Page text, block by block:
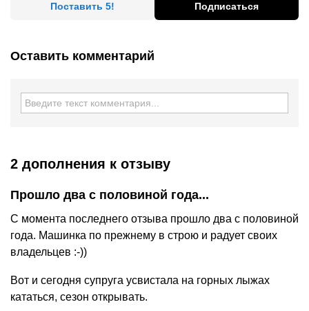
Поставить 5! Подписаться
Оставить комментарий
2 дополнения к отзыву
Прошло два с половиной года...
С момента последнего отзыва прошло два с половиной
года. Машинка по прежнему в строю и радует своих
владельцев :-))
Вот и сегодня супруга усвистала на горных лыжах
кататься, сезон открывать.